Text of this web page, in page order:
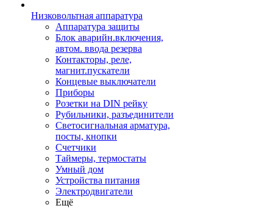
Низковольтная аппаратура
Аппаратура защиты
Блок аварийн.включения,
автом. ввода резерва
Контакторы, реле,
магнит.пускатели
Концевые выключатели
Приборы
Розетки на DIN рейку
Рубильники, разъединители
Светосигнальная арматура,
посты, кнопки
Счетчики
Таймеры, термостаты
Умный дом
Устройства питания
Электродвигатели
Ещё